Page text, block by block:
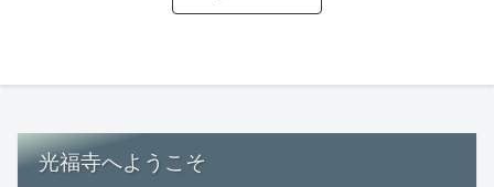
光福寺へようこそ